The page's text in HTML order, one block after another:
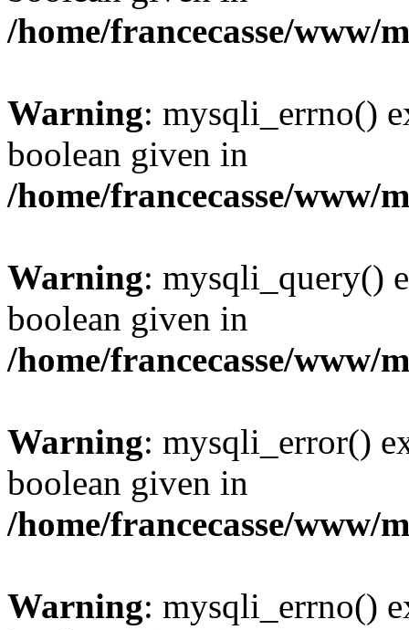
/home/francecasse/www/
Warning: mysqli_errno()
boolean given in
/home/francecasse/www/
Warning: mysqli_query()
boolean given in
/home/francecasse/www/
Warning: mysqli_error()
boolean given in
/home/francecasse/www/
Warning: mysqli_errno()